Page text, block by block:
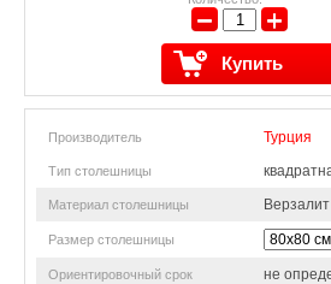
− +
Купить
Производитель Турция
Тип столешницы
Материал столешницы
Размер столешницы
Ориентировочный срок
не